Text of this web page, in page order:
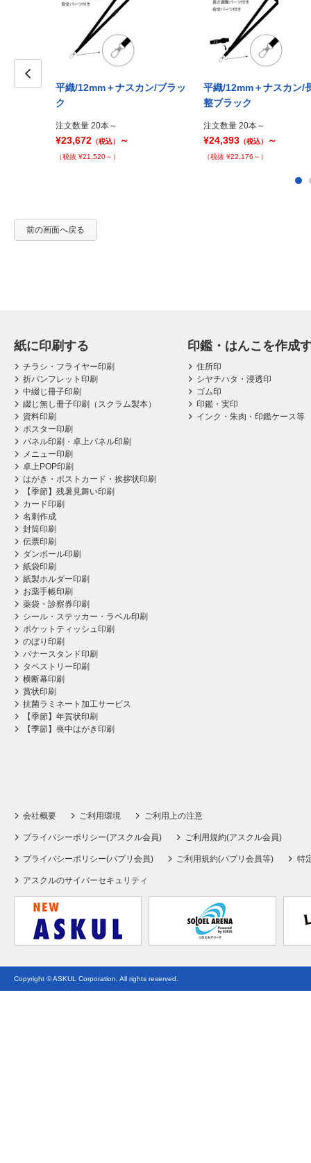
平織/12mm＋ナスカン/ブラッ
ク
注文数量 20本～
¥23,672 （税込） ～
（税抜 ¥21,520～）
平織/12mm＋ナスカン/
整ブラック
注文数量 20本～
¥24,393 （税込） ～
（税抜 ¥22,176～）
前の画面へ戻る
紙に印刷する
チラシ・フライヤー印刷
折パンフレット印刷
中綴じ冊子印刷
綴じ無し冊子印刷（スクラム製本）
資料印刷
ポスター印刷
パネル印刷・卓上パネル印刷
メニュー印刷
卓上POP印刷
はがき・ポストカード・挨拶状印刷
【季節】残暑見舞い印刷
カード印刷
名刺作成
封筒印刷
伝票印刷
ダンボール印刷
紙袋印刷
紙製ホルダー印刷
お薬手帳印刷
薬袋・診察券印刷
シール・ステッカー・ラベル印刷
ポケットティッシュ印刷
のぼり印刷
バナースタンド印刷
タペストリー印刷
横断幕印刷
賞状印刷
抗菌ラミネート加工サービス
【季節】年賀状印刷
【季節】喪中はがき印刷
印鑑・はんこを作成
住所印
シヤチハタ・浸透印
ゴム印
印鑑・実印
インク・朱肉・印鑑ケース等
会社概要 ご利用環境 ご利用上の注意
プライバシーポリシー(アスクル会員) ご利用規約(アスクル会員)
プライバシーポリシー(パプリ会員) ご利用規約(パプリ会員等) 特
アスクルのサイバーセキュリティ
Copyright © ASKUL Corporation. All rights reserved.